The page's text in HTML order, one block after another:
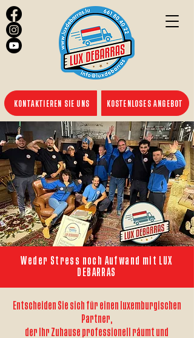
KONTAKTIEREN SIE UNS KOSTENLOSES ANGEBOT
Weder Stress noch Aufwand mit LUX
DEBARRAS
Entscheiden Sie sich für einen luxemburgischen
Partner,
der Ihr Zuhause professionell räumt und